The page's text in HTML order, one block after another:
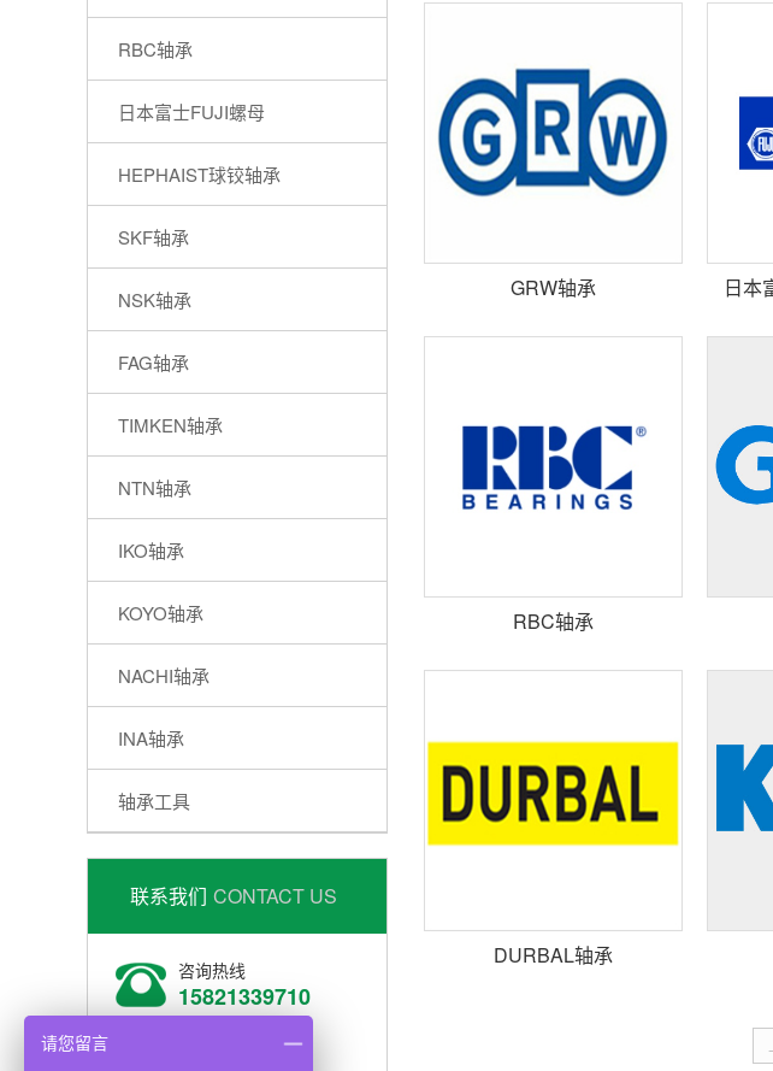
RBC轴承
日本富士FUJI螺母
HEPHAIST球铰轴承
SKF轴承
NSK轴承
FAG轴承
TIMKEN轴承
NTN轴承
IKO轴承
KOYO轴承
NACHI轴承
INA轴承
轴承工具
联系我们 CONTACT US
咨询热线
15821339710
GRW轴承
RBC轴承
DURBAL轴承
请您留言